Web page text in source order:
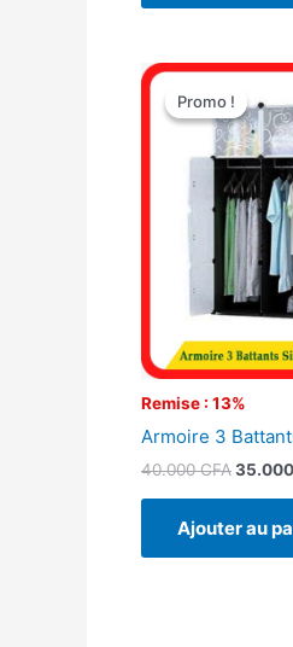
Promo !
Remise : 13%
Promo !
Armoire 3
40.000CFA
Le
initial
était :
40.000
35.000
Ajouter au